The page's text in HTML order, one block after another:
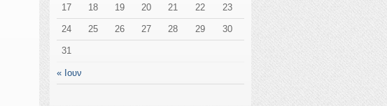
« Ιουν
17 18 19 20 21 22 23
24 25 26 27 28 29 30
31